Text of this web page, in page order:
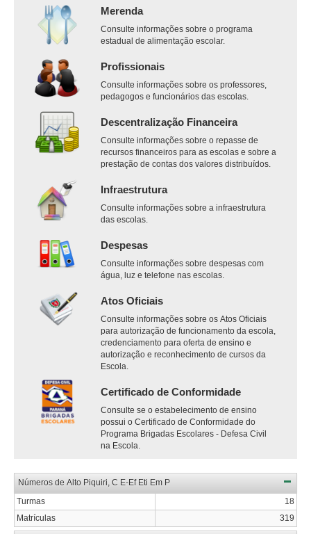
Merenda
Consulte informações sobre o programa
estadual de alimentação escolar.
Profissionais
Consulte informações sobre os professores,
pedagogos e funcionários das escolas.
Descentralização Financeira
Consulte informações sobre o repasse de
recursos financeiros para as escolas e sobre a
prestação de contas dos valores distribuídos.
Infraestrutura
Consulte informações sobre a infraestrutura
das escolas.
Despesas
Consulte informações sobre despesas com
água, luz e telefone nas escolas.
Atos Oficiais
Consulte informações sobre os Atos Oficiais
para autorização de funcionamento da escola,
credenciamento para oferta de ensino e
autorização e reconhecimento de cursos da
Escola.
Certificado de Conformidade
Consulte se o estabelecimento de ensino
possui o Certificado de Conformidade do
Programa Brigadas Escolares - Defesa Civil
na Escola.
Números de Alto Piquiri, C E-Ef Eti Em P
Turmas
18
Matrículas
319